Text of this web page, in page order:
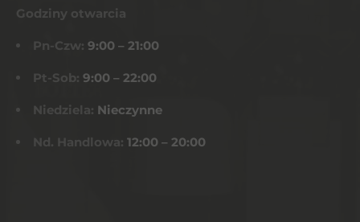
Godziny otwarcia
Pn-Czw: 9:00 – 21:00
Pt-Sob: 9:00 – 22:00
Niedziela: Nieczynne
Nd. Handlowa: 12:00 – 20:00